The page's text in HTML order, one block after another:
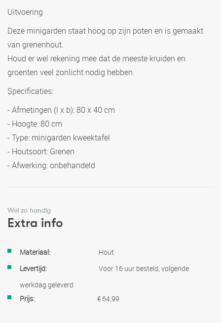
Uitvoering
Deze minigarden staat hoog op zijn poten en is gemaakt
van grenenhout.
Houd er wel rekening mee dat de meeste kruiden en
groenten veel zonlicht nodig hebben
Specificaties:
- Afmetingen (l x b): 80 x 40 cm
- Hoogte: 80 cm
- Type: minigarden kweektafel
- Houtsoort: Grenen
- Afwerking: onbehandeld
Wel zo handig
Extra info
Meer
Hout
Voor 16 uur besteld, volgende
werkdag geleverd
€ 64,99